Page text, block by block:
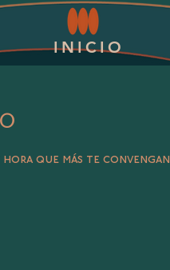
INICIO
que más te convengan